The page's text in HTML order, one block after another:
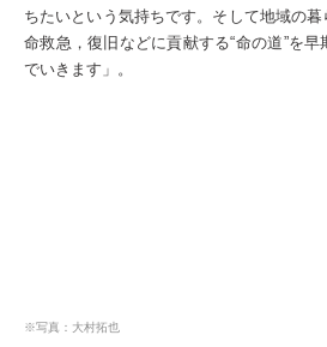
ちたいという気持ちです。そして地域の
命救急，復旧などに貢献する“命の道”を
でいきます」。
※写真：大村拓也